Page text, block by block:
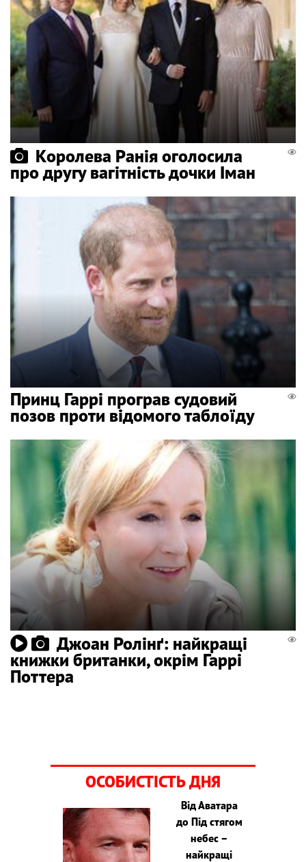
Королева Ранія оголосила
про другу вагітність дочки Іман
Принц Гаррі програв судовий
позов проти відомого таблоїду
Джоан Ролінґ: найкращі
книжки британки, окрім Гаррі
Поттера
ОСОБИСТІСТЬ ДНЯ
Від Аватара
до Під стягом
небес –
найкращі